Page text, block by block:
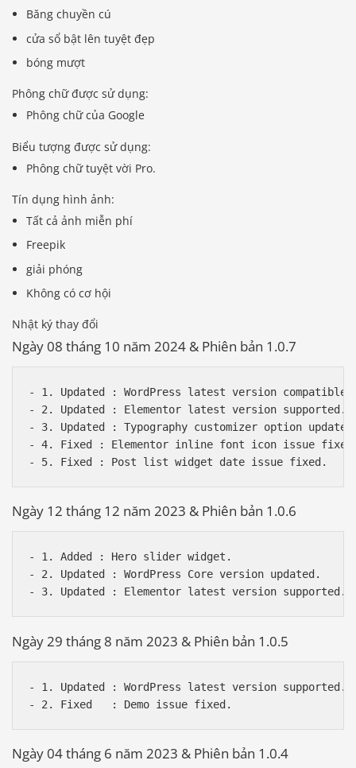
Băng chuyền cú
cửa sổ bật lên tuyệt đẹp
bóng mượt
Phông chữ được sử dụng:
Phông chữ của Google
Biểu tượng được sử dụng:
Phông chữ tuyệt vời Pro.
Tín dụng hình ảnh:
Tất cả ảnh miễn phí
Freepik
giải phóng
Không có cơ hội
Nhật ký thay đổi
Ngày 08 tháng 10 năm 2024 & Phiên bản 1.0.7
- 1. Updated : WordPress latest version
- 2. Updated : Elementor latest version
- 3. Updated : Typography customizer option
- 4. Fixed : Elementor inline font icon issue
Ngày 12 tháng 12 năm 2023 & Phiên bản 1.0.6
- 1. Added : Hero slider widget.
- 2. Updated : WordPress Core version updated.
Ngày 29 tháng 8 năm 2023 & Phiên bản 1.0.5
- 1. Updated : WordPress latest version supported.
Ngày 04 tháng 6 năm 2023 & Phiên bản 1.0.4